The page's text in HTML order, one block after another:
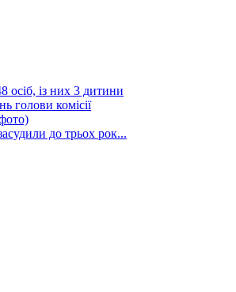
осіб, із них 3 дитини
голови комісії
до трьох рок...